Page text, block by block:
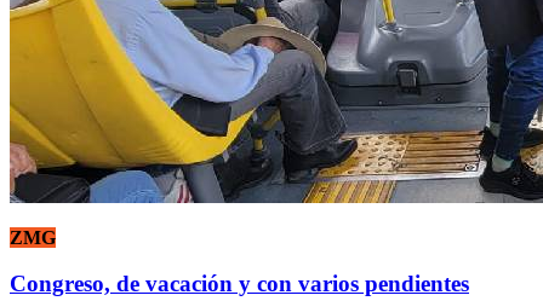
ZMG
Congreso, de vacación y con varios pendientes